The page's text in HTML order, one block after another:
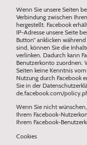
Wenn Sie unsere Seiten
Verbindung zwischen
hergestellt. Facebook
IP-Adresse unsere Seite
Button“ anklicken
sind, können Sie die
verlinken. Dadurch kann
Benutzerkonto zuordnen.
Seiten keine Kenntnis
Nutzung durch Facebook
Sie in der
de.facebook.com/
Wenn Sie nicht
Ihrem Facebook-
Ihrem Facebook-
Cookies